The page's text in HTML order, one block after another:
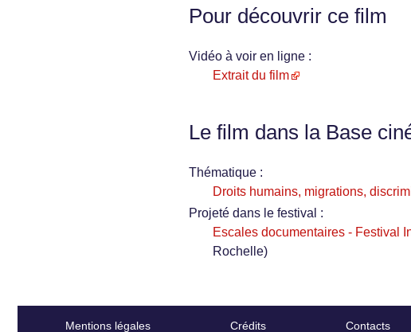
Pour découvrir ce film
Vidéo à voir en ligne :
Extrait du film
Le film dans la Base
Thématique :
Droits humains, migrations,
Projeté dans le festival :
Escales documentaires - Festival
Rochelle)
Mentions légales Crédits Contacts